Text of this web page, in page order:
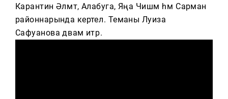
Карантин Әлмәт, Алабуга, Яңа Чишмә һәм Сарман
районнарында кертелә. Теманы Луиза
Сафуанова дәвам итәр.